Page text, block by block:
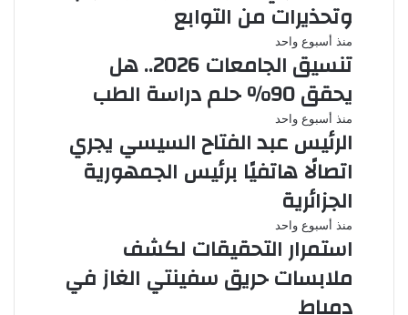
وتحذيرات من التوابع
منذ أسبوع واحد
تنسيق الجامعات 2026.. هل
يحقق 90% حلم دراسة الطب
منذ أسبوع واحد
الرئيس عبد الفتاح السيسي يجري
اتصالًا هاتفيًا برئيس الجمهورية
الجزائرية
منذ أسبوع واحد
استمرار التحقيقات لكشف
ملابسات حريق سفينتي الغاز في